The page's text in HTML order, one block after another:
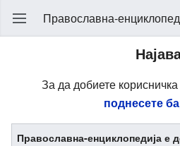
Православна-
За да добиете
поднесете
Православна-енциклопедија е